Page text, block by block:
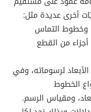
أخرى عديدة مثل:
وخطوط التماس
من القطع
لرسوماته، وفي
الخطوط
ومقياس الرسم.